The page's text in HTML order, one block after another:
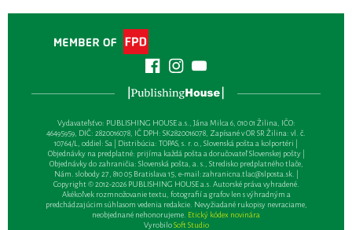
Vydavateľsťvo: PUBLISHING HOUSE a.s., Jána Milca 6, 010 01 Žilina, IČO:
46495959, DIČ: 2820016078, IČ DPH: SK2820016078, Zapísané v OR SR Žilina: vl. č.
10764/L, oddiel: Sa | Distribúcia: TOPAS, s. r. o., Slovenská pošta a kolportéri |
Objednávky na predplatné: prijíma každá pošta a doručovateľ Slovenskej pošty |
Objednávky do zahraničia: Slovenská pošta, a. s., Stredisko predplatného tlače,
Nám. slobody 27, 810 05 Bratislava 15, e-mail:zahranicna.tlac@slposta.sk. |
Copyright © 2012-2026 PUBLISHING HOUSE a.s. Autorské práva vyhradené.
Akékoľvek rozmnožovanie textu, fotografií a grafov len s výhradným a
predchádzajúcim súhlasom vedenia redakcie. Nevyžiadané rukopisy nevraciame,
neobjednané nehonorujeme. Etický kódex novinára
VyrobiloSoft Studio